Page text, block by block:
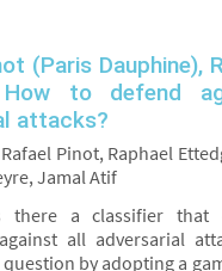
(Paris Dauphine),
to defend
attacks?
Pinot, Raphael
Jamal Atif
there a classifier that
all adversarial
question by adopting a